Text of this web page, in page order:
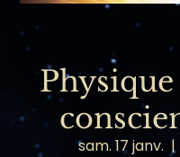
sam. 17 janv.
  |